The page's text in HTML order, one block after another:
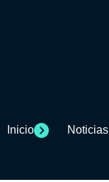
Inicio Noticias